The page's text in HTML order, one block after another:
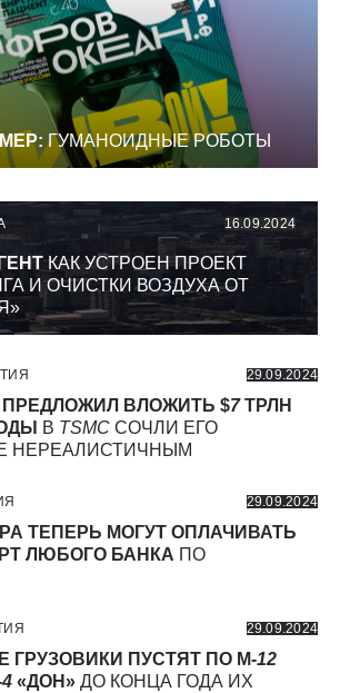
ГУМАНОИДНЫЕ РОБОТЫ
16.09.2024
КАК УСТРОЕН ПРОЕКТ
И ОЧИСТКИ ВОЗДУХА ОТ
29.09.2024
ВЛОЖИТЬ $7ТРЛН
В TSMC СОЧЛИ ЕГО
НЕРЕАЛИСТИЧНЫМ
29.09.2024
ТЕПЕРЬ МОГУТ ОПЛАЧИВАТЬ
ЛЮБОГО БАНКА ПО
29.09.2024
ГРУЗОВИКИ ПУСТЯТ ПО М-12
4 «ДОН» ДО КОНЦА ГОДА ИХ